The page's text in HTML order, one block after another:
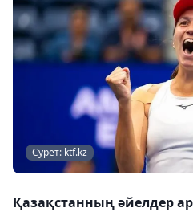
Сурет: ktf.kz
Қазақстанның әйелдер